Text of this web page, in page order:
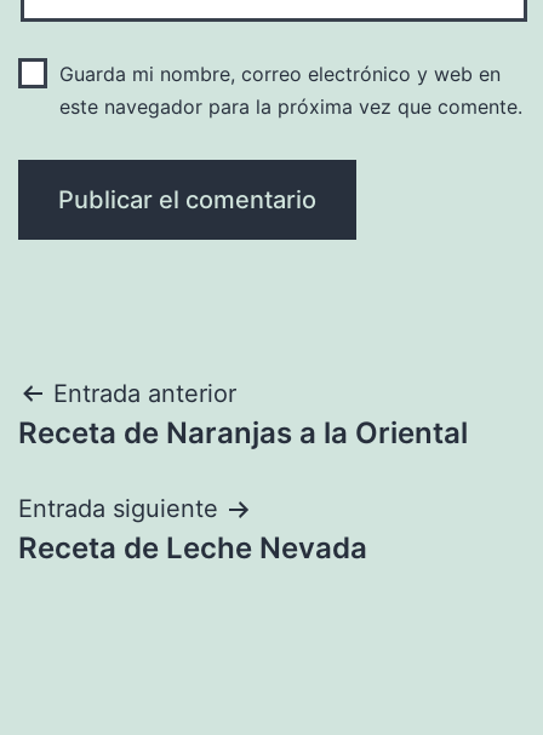
Guarda mi nombre, correo electrónico y web en
este navegador para la próxima vez que comente.
Navegación
de
entradas
Entrada anterior
Receta de Naranjas a la Oriental
Entrada siguiente
Receta de Leche Nevada